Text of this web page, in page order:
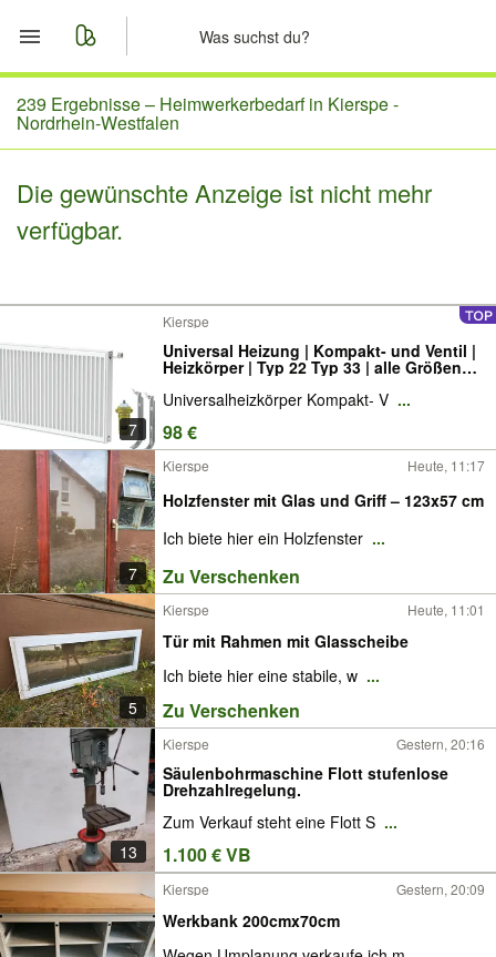
Start
Merkliste
Nachrichten
239 Ergebnisse – Heimwerkerbedarf in Kierspe -
Nordrhein-Westfalen
Die gewünschte Anzeige ist nicht mehr
verfügbar.
7
Kierspe
Universal Heizung | Kompakt- und Ventil |
Heizkörper | Typ 22 Typ 33 | alle Größen
mit 6 Anschlüssen inkl. Halterungen und
Wandmontage Set
Universalheizkörper Kompakt- V ...
98 €
7
Kierspe Heute, 11:17
Holzfenster mit Glas und Griff – 123x57 cm
Ich biete hier ein Holzfenster ...
Zu Verschenken
5
Kierspe Heute, 11:01
Tür mit Rahmen mit Glasscheibe
Ich biete hier eine stabile, w ...
Zu Verschenken
13
Kierspe Gestern, 20:16
Säulenbohrmaschine Flott stufenlose
Drehzahlregelung.
Zum Verkauf steht eine Flott S ...
1.100 € VB
Kierspe Gestern, 20:09
Werkbank 200cmx70cm